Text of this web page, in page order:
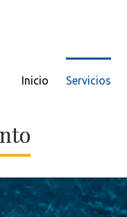
Inicio Servicios